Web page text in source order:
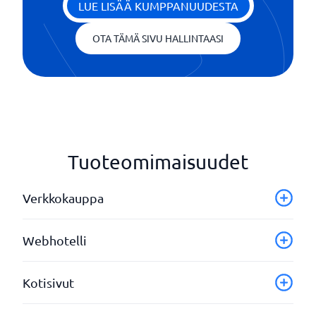
LUE LISÄÄ KUMPPANUUDESTA
OTA TÄMÄ SIVU HALLINTAASI
Tuoteomimaisuudet
Verkkokauppa
Avainsanaoptimointi
SSL-suojaus
Webhotelli
Lavastustyökalut
Kotisivut